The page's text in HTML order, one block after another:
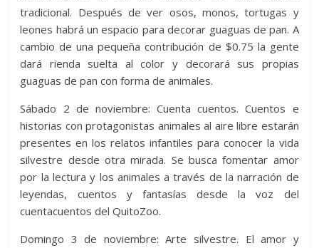
tradicional. Después de ver osos, monos, tortugas y
leones habrá un espacio para decorar guaguas de pan. A
cambio de una pequeña contribución de $0.75 la gente
dará rienda suelta al color y decorará sus propias
guaguas de pan con forma de animales.
Sábado 2 de noviembre: Cuenta cuentos. Cuentos e
historias con protagonistas animales al aire libre estarán
presentes en los relatos infantiles para conocer la vida
silvestre desde otra mirada. Se busca fomentar amor
por la lectura y los animales a través de la narración de
leyendas, cuentos y fantasías desde la voz del
cuentacuentos del QuitoZoo.
Domingo 3 de noviembre: Arte silvestre. El amor y